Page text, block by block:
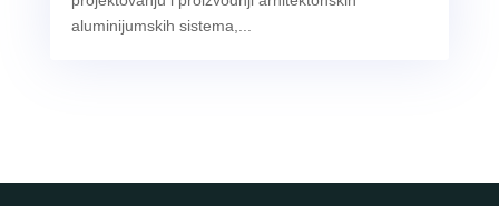
aluminijumskih sistema,...